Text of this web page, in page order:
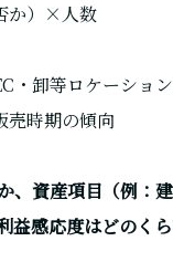
か）×人数
・卸等ロケーショ
売時期の傾向
、資産項目（例：
益感応度はどのく